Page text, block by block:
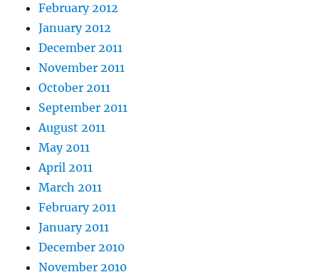
February 2012
January 2012
December 2011
November 2011
October 2011
September 2011
August 2011
May 2011
April 2011
March 2011
February 2011
January 2011
December 2010
November 2010